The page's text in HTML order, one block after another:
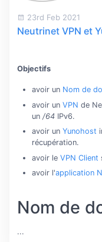
23rd Feb 2021
Neutrinet VPN et
Objectifs
avoir un Nom de
avoir unVPN de
un/64 IPv6.
avoir unYunohost
récupération.
avoir leVPN Client
avoir l'application
Nom de
...